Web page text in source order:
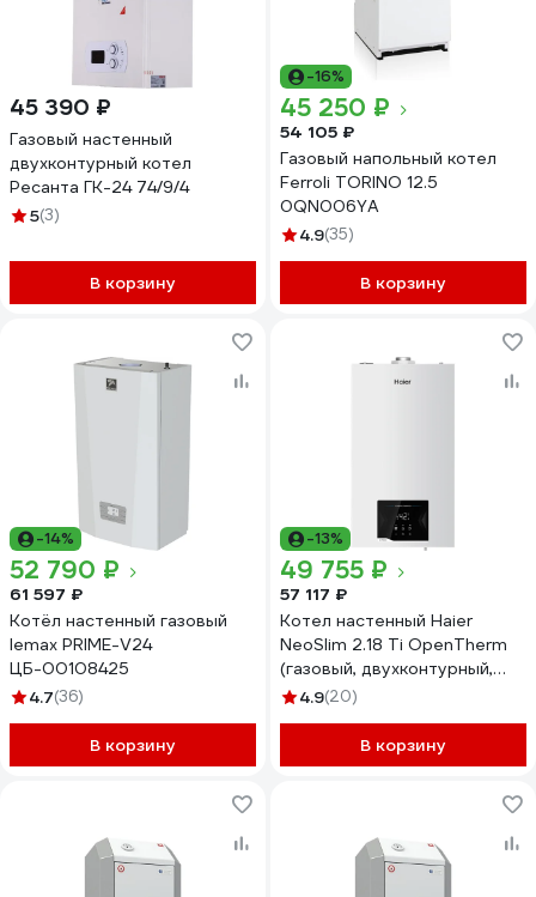
45 390 ₽
Газовый настенный
двухконтурный котел
Ресанта ГК-24 74/9/4
5(3)
В корзину
-16%
45 250 ₽
54 105 ₽
Газовый напольный котел
Ferroli TORINO 12.5
0QN006YA
4.9(35)
В корзину
-14%
52 790 ₽
61 597 ₽
Котёл настенный газовый
lemax PRIME-V24
ЦБ-00108425
4.7(36)
В корзину
-13%
49 755 ₽
57 117 ₽
Котел настенный Haier
NeoSlim 2.18 Ti OpenTherm
(газовый, двухконтурный,
турбированный)
PEE9H4CGEIF95H
4.9(20)
В корзину